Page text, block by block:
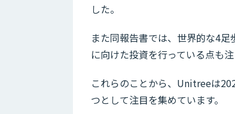
した。
また同報告書では、世界的な4
に向けた投資を行っている点も注
これらのことから、Unitreeは
つとして注目を集めています。